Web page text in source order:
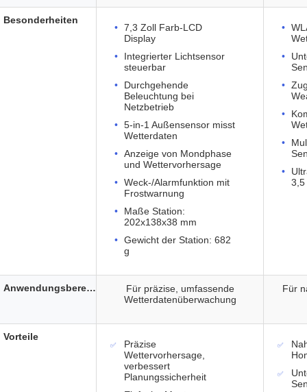
7,3 Zoll Farb-LCD
Display
Integrierter Lichtsensor
steuerbar
Durchgehende
Beleuchtung bei
Netzbetrieb
5-in-1 Außensensor misst
Wetterdaten
Anzeige von Mondphase
und Wettervorhersage
Weck-/Alarmfunktion mit
Frostwarnung
Maße Station:
202x138x38 mm
Gewicht der Station: 682
g
3,5
Für präzise, umfassende
Wetterdatenüberwachung
Für
Präzise
Wettervorhersage,
verbessert
Planungssicherheit
Besonderheiten
Anwendungsbereich
Vorteile